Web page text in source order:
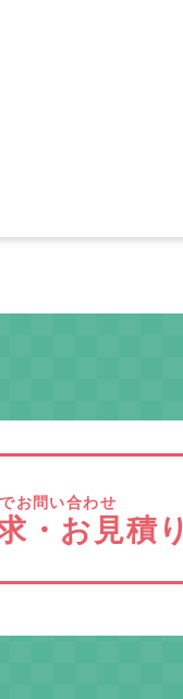
お問い合わせ
・お見積り